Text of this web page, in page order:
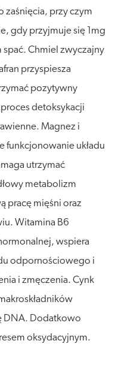
zaśnięcia, przy czym
gdy przyjmuje się 1mg
Chmiel zwyczajny
przyspiesza
pozytywny
detoksykacji
Magnez i
funkcjonowanie układu
utrzymać
metabolizm
pracę mięśni oraz
Witamina B6
wspiera
odpornościowego i
i zmęczenia. Cynk
DNA. Dodatkowo
oksydacyjnym.